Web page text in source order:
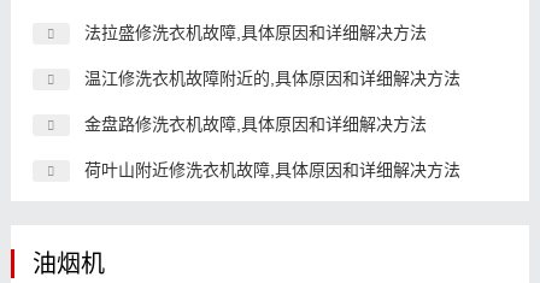
法拉盛修洗衣机故障,具体原因和详细解决方法
温江修洗衣机故障附近的,具体原因和详细解决方法
金盘路修洗衣机故障,具体原因和详细解决方法
荷叶山附近修洗衣机故障,具体原因和详细解决方法
油烟机